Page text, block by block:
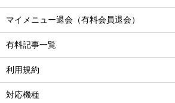
マイメニュー退会（有料会員退会）
有料記事一覧
利用規約
対応機種